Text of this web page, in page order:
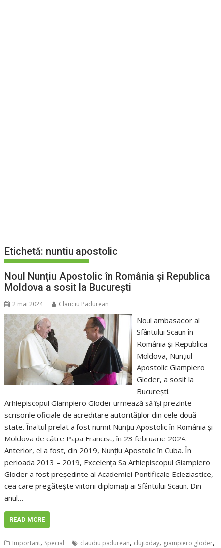
Etichetă: nuntiu apostolic
Noul Nunțiu Apostolic în România și Republica
Moldova a sosit la București
2 mai 2024 Claudiu Padurean
Noul ambasador al
Sfântului Scaun în
România și Republica
Moldova, Nunțiul
Apostolic Giampiero
Gloder, a sosit la
București.
Arhiepiscopul Giampiero Gloder urmează să își prezinte
scrisorile oficiale de acreditare autorităților din cele două
state. Înaltul prelat a fost numit Nunțiu Apostolic în România și
Moldova de către Papa Francisc, în 23 februarie 2024.
Anterior, el a fost, din 2019, Nunțiu Apostolic în Cuba. În
perioada 2013 – 2019, Excelența Sa Arhiepiscopul Giampiero
Gloder a fost președinte al Academiei Pontificale Ecleziastice,
cea care pregătește viitorii diplomați ai Sfântului Scaun. Din
anul…
READ MORE
Important, Special claudiu padurean, clujtoday, giampiero gloder,